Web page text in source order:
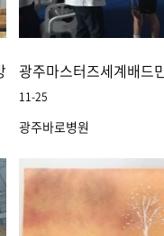
문/진료
광주마스터즈세계배드
11-25
광주바로병원